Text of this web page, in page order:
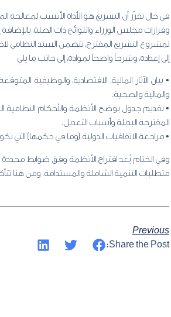
في حال تقرّر أن التشريع هو الأداة الأنسب لمعالجة
وقرارات مجلس الوزراء واللوائح ذات الصلة،
لمشروع التشريع المقترح، تتضمن السند النظامي
إلى إعداده، وشرحاً واضحاً لمواده، إلى جانب ما يلي
• بيان الآثار المالية، الاقتصادية، والوظيفية
والمالية والصحية.
• تقديم جدول يوضح الأنظمة والأحكام النظامية
المقترحة البديلة وأسباب التعديل.
• مراجعة الاتفاقيات الدولية (وما في حكمها) التي
متطلبات التنمية الشاملة والمستدامة. ومن هنا
Previous
Share the Post: